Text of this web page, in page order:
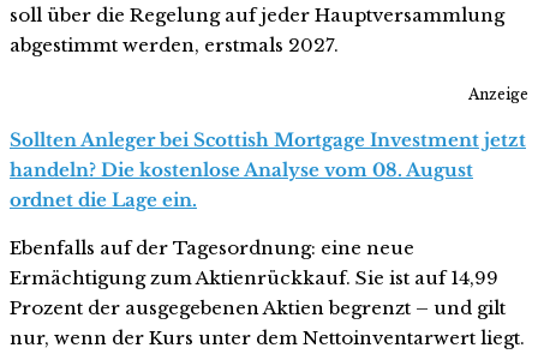
soll über die Regelung auf jeder Hauptversammlung
abgestimmt werden, erstmals 2027.
Anzeige
Sollten Anleger bei Scottish Mortgage Investment jetzt
handeln? Die kostenlose Analyse vom 08. August
ordnet die Lage ein.
Ebenfalls auf der Tagesordnung: eine neue
Ermächtigung zum Aktienrückkauf. Sie ist auf 14,99
Prozent der ausgegebenen Aktien begrenzt – und gilt
nur, wenn der Kurs unter dem Nettoinventarwert liegt.